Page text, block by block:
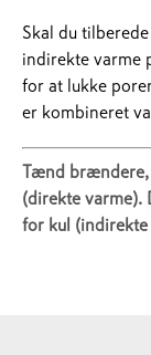
Skal du
indirekte varme
for at lukke
er kombineret
Tænd brændere,
(direkte varme).
for kul (indirekte